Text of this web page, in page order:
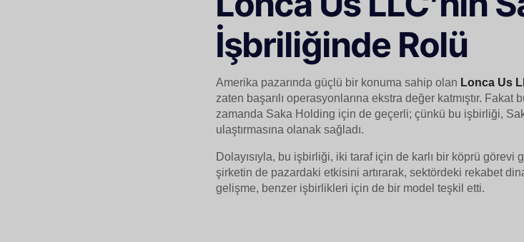
İşbriliğinde Rolü
Amerika pazarında güçlü bir konuma sahip olan Lonca Us
zaten başarılı operasyonlarına ekstra değer katmıştır.
zamanda Saka Holding için de geçerli; çünkü bu işbirliği,
ulaştırmasına olanak sağladı.
Dolayısıyla, bu işbirliği, iki taraf için de karlı bir köprü
şirketin de pazardaki etkisini artırarak, sektördeki rekabet
gelişme, benzer işbirlikleri için de bir model teşkil etti.